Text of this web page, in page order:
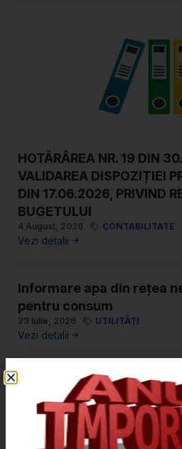
HOTĂRÂREA NR. 19 DIN
VALIDAREA DISPOZIȚIEI
DIN 17.06.2026, PRIVIND
BUGETULUI
4 August, 2026 CONTABILITATE
Vezi detalii
Informare apa din rețea
pentru consum
23 Iulie, 2026 UTILITĂȚI
Vezi detalii